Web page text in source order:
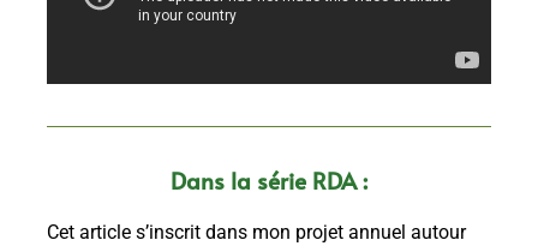
Dans la série RDA :
Cet article s’inscrit dans mon projet annuel autour